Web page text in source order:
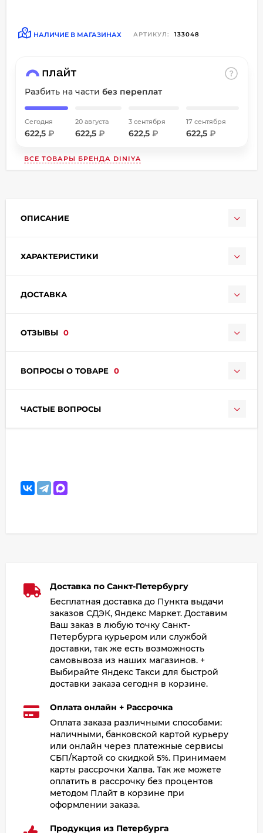
НАЛИЧИЕ В МАГАЗИНАХ АРТИКУЛ: 133048
Разбить на части без переплат
Сегодня
622,5 ₽
20 августа
622,5 ₽
3 сентября
622,5 ₽
17 сентября
622,5 ₽
ВСЕ ТОВАРЫ БРЕНДА DINIYA
ОПИСАНИЕ
ХАРАКТЕРИСТИКИ
ДОСТАВКА
ОТЗЫВЫ 0
ВОПРОСЫ О ТОВАРЕ 0
ЧАСТЫЕ ВОПРОСЫ
Подробнее
25
2 недели
раз в 2 недели
8 800 302-02-51
Доставка по Санкт-Петербургу
Бесплатная доставка до Пункта выдачи
заказов СДЭК, Яндекс Маркет. Доставим
Ваш заказ в любую точку Санкт-
Петербурга курьером или службой
доставки, так же есть возможность
самовывоза из наших магазинов. +
Выбирайте Яндекс Такси для быстрой
доставки заказа сегодня в корзине.
Оплата онлайн + Рассрочка
Оплата заказа различными способами:
наличными, банковской картой курьеру
или онлайн через платежные сервисы
СБП/Картой со скидкой 5%. Принимаем
карты рассрочки Халва. Так же можете
оплатить в рассрочку без процентов
методом Плайт в корзине при
оформлении заказа.
Продукция из Петербурга